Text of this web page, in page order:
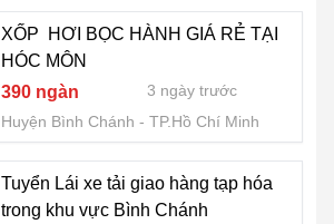
XỐP HƠI BỌC HÀNH GIÁ RẺ TẠI
HÓC MÔN
390 ngàn
3 ngày trước
Huyện Bình Chánh
TP.Hồ Chí Minh
Tuyển Lái xe tải giao hàng tạp hóa
trong khu vực Bình Chánh